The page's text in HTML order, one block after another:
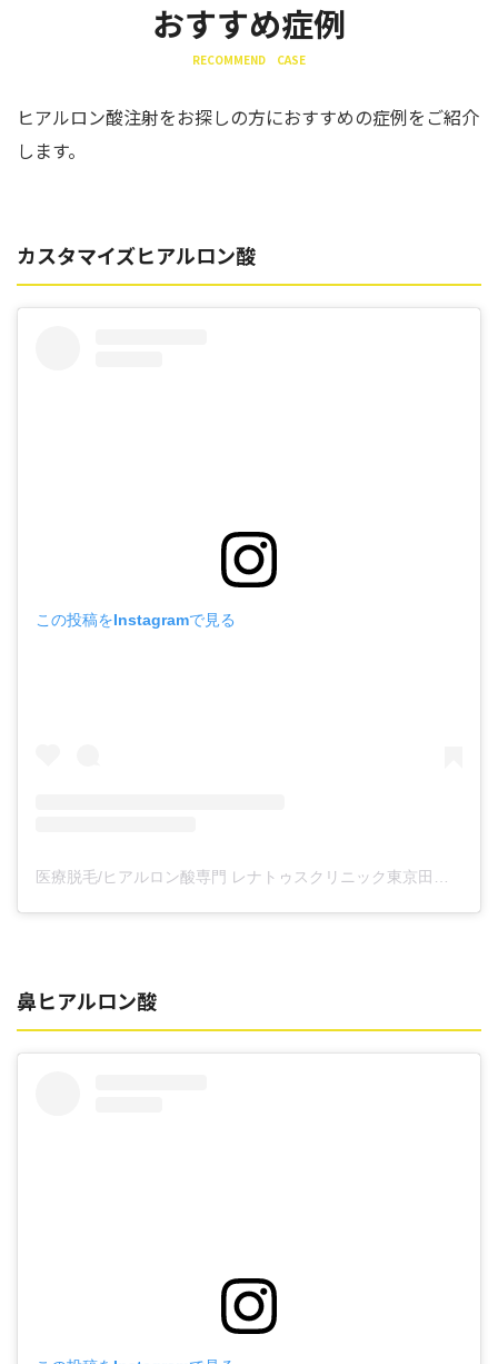
おすすめ症例
RECOMMEND CASE
ヒアルロン酸注射をお探しの方におすすめの症例をご紹介
します。
カスタマイズヒアルロン酸
この投稿をInstagramで見る
鼻ヒアルロン酸